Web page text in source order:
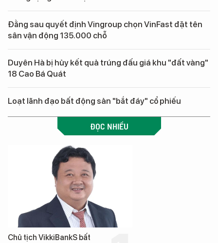
Đằng sau quyết định Vingroup chọn VinFast đặt tên
sân vận động 135.000 chỗ
Duyên Hà bị hủy kết quả trúng đấu giá khu "đất vàng"
18 Cao Bá Quát
Loạt lãnh đạo bất động sản "bắt đáy" cổ phiếu
ĐỌC NHIỀU
Chủ tịch VikkiBankS bất